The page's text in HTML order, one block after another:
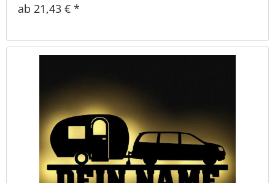
ab 21,43 € *